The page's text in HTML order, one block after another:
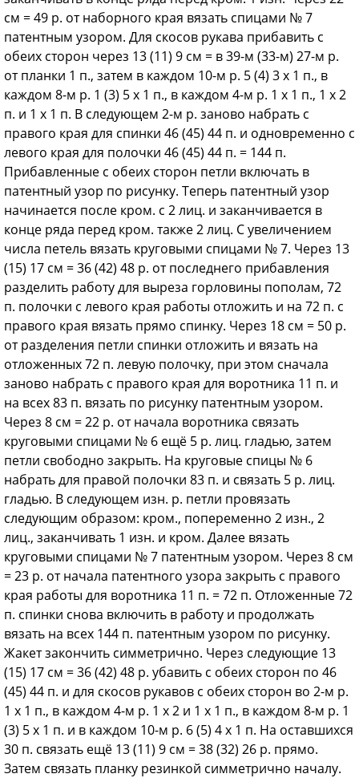
см = 49 р. от наборного края вязать спицами № 7
патентным узором. Для скосов рукава прибавить с
обеих сторон через 13 (11) 9 см = в 39-м (33-м) 27-м р.
от планки 1 п., затем в каждом 10-м р. 5 (4) 3 х 1 п., в
каждом 8-м р. 1 (3) 5 х 1 п., в каждом 4-м р. 1 х 1 п., 1 х 2
п. и 1 х 1 п. В следующем 2-м р. заново набрать с
правого края для спинки 46 (45) 44 п. и одновременно с
левого края для полочки 46 (45) 44 п. = 144 п.
Прибавленные с обеих сторон петли включать в
патентный узор по рисунку. Теперь патентный узор
начинается после кром. с 2 лиц. и заканчивается в
конце ряда перед кром. также 2 лиц. С увеличением
числа петель вязать круговыми спицами № 7. Через 13
(15) 17 см = 36 (42) 48 р. от последнего прибавления
разделить работу для выреза горловины пополам, 72
п. полочки с левого края работы отложить и на 72 п. с
правого края вязать прямо спинку. Через 18 см = 50 р.
от разделения петли спинки отложить и вязать на
отложенных 72 п. левую полочку, при этом сначала
заново набрать с правого края для воротника 11 п. и
на всех 83 п. вязать по рисунку патентным узором.
Через 8 см = 22 р. от начала воротника связать
круговыми спицами № 6 ещё 5 р. лиц. гладью, затем
петли свободно закрыть. На круговые спицы № 6
набрать для правой полочки 83 п. и связать 5 р. лиц.
гладью. В следующем изн. р. петли провязать
следующим образом: кром., попеременно 2 изн., 2
лиц., заканчивать 1 изн. и кром. Далее вязать
круговыми спицами № 7 патентным узором. Через 8 см
= 23 р. от начала патентного узора закрыть с правого
края работы для воротника 11 п. = 72 п. Отложенные 72
п. спинки снова включить в работу и продолжать
вязать на всех 144 п. патентным узором по рисунку.
Жакет закончить симметрично. Через следующие 13
(15) 17 см = 36 (42) 48 р. убавить с обеих сторон по 46
(45) 44 п. и для скосов рукавов с обеих сторон во 2-м р.
1 х 1 п., в каждом 4-м р. 1 х 2 и 1 х 1 п., в каждом 8-м р. 1
(3) 5 х 1 п. и в каждом 10-м р. 6 (5) 4 х 1 п. На оставшихся
30 п. связать ещё 13 (11) 9 см = 38 (32) 26 р. прямо.
Затем связать планку резинкой симметрично началу.